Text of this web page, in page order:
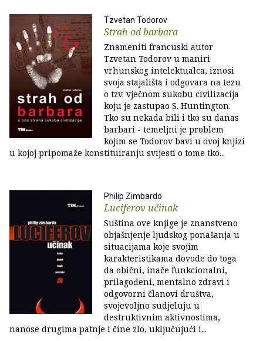
Tzvetan Todorov
Strah od barbara
Znameniti francuski autor
Tzvetan Todorov u maniri
vrhunskog intelektualca, iznosi
svoja stajališta i odgovara na tezu
o tzv. vječnom sukobu civilizacija
koju je zastupao S. Huntington.
Tko su nekada bili i tko su danas
barbari - temeljni je problem
kojim se Todorov bavi u ovoj knjizi
u kojoj pripomaže konstituiranju svijesti o tome tko...
Philip Zimbardo
Luciferov učinak
Suština ove knjige je znanstveno
objašnjenje ljudskog ponašanja u
situacijama koje svojim
karakteristikama dovode do toga
da obični, inače funkcionalni,
prilagođeni, mentalno zdravi i
odgovorni članovi društva,
svojevoljno sudjeluju u
destruktivnim aktivnostima,
nanose drugima patnje i čine zlo, uključujući i...